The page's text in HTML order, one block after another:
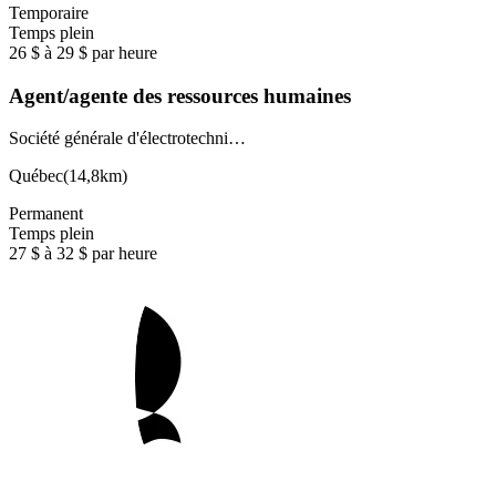
Temporaire
Temps plein
26 $ à 29 $ par heure
Agent/agente des ressources humaines
Société générale d'électrotechni…
Québec(14,8km)
Permanent
Temps plein
27 $ à 32 $ par heure